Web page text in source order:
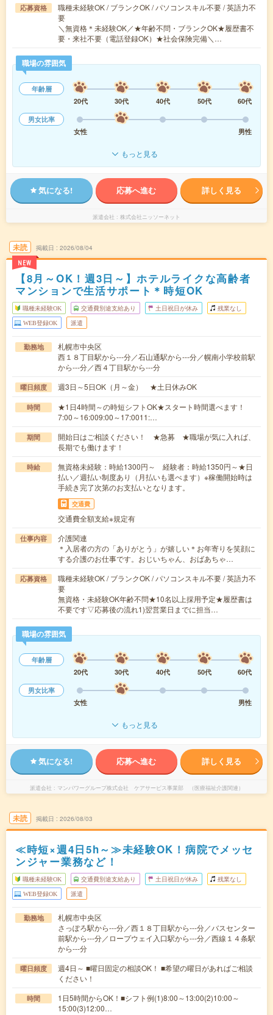
応募資格
職種未経験OK / ブランクOK / パソコンスキル不要 / 英語力不
要
＼無資格＊未経験OK／★年齢不問・ブランクOK★履歴書不
要・来社不要（電話登録OK）★社会保険完備＼…
職場の雰囲気
年齢層
20代
30代 40代 50代
60代
男女比率
女性
男性
もっと見る
気になる! 応募へ進む 詳しく見る
派遣会社 株式会社ニッソーネット
未読
NEW
掲載日 2026/08/04
【8月～OK！週3日～】ホテルライクな高齢者
マンションで生活サポート＊時短OK
職種未経験OK 交通費別途支給あり 土日祝日が休み 残業なし
WEB登録OK 派遣
勤務地
札幌市中央区
西１８丁目駅から---分／石山通駅から---分／幌南小学校前駅
から---分／西４丁目駅から---分
曜日頻度 週3日～5日OK（月～金） ★土日休みOK
時間
★1日4時間～の時短シフトOK★スタート時間選べます！
7:00～16:009:00～17:0011:…
期間
開始日はご相談ください！ ★急募 ★職場が気に入れば、
長期でも働けます！
時給
無資格未経験：時給1300円～ 経験者：時給1350円～★日
払い／週払い制度あり（月払いも選べます）※稼働開始時は
手続き完了次第のお支払いとなります。
交通費
交通費全額支給※規定有
仕事内容
介護関連
＊入居者の方の「ありがとう」が嬉しい＊お年寄りを笑顔に
する介護のお仕事です。おじいちゃん、おばあちゃ…
応募資格
職種未経験OK / ブランクOK / パソコンスキル不要 / 英語力不
要
無資格・未経験OK年齢不問★10名以上採用予定★履歴書は
不要です▽応募後の流れ1)翌営業日までに担当…
職場の雰囲気
年齢層
20代
30代 40代 50代
60代
男女比率
女性
男性
もっと見る
気になる! 応募へ進む 詳しく見る
派遣会社 マンパワーグループ株式会社 ケアサービス事業部 （医療福祉介護関連）
未読 掲載日 2026/08/03
≪時短×週4日5h～≫未経験OK！病院でメッセ
ンジャー業務など！
職種未経験OK 交通費別途支給あり 土日祝日が休み 残業なし
WEB登録OK 派遣
勤務地
札幌市中央区
さっぽろ駅から---分／西１８丁目駅から---分／バスセンター
前駅から---分／ロープウェイ入口駅から---分／西線１４条駅
から---分
曜日頻度
週4日～ ■曜日固定の相談OK！ ■希望の曜日があればご相談
ください！
時間
1日5時間からOK！■シフト例(1)8:00～13:00(2)10:00～
15:00(3)12:00…